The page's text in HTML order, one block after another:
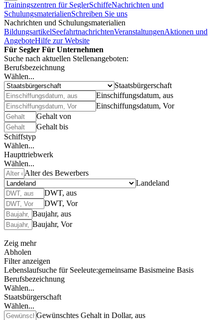
Trainingszentren für SeglerSchiffeNachrichten und
SchulungsmaterialienSchreiben Sie uns
Nachrichten und Schulungsmaterialien
BildungsartikelSeefahrtnachrichtenVeranstaltungenAktionen und
AngeboteHilfe zur Website
Für Segler Für Unternehmen
Suche nach aktuellen Stellenangeboten:
Berufsbezeichnung
Wählen...
Staatsbürgerschaft
Einschiffungsdatum, aus
Einschiffungsdatum, Vor
Gehalt von
Gehalt bis
Schiffstyp
Wählen...
Haupttriebwerk
Wählen...
Alter des Bewerbers
Landeland
DWT, aus
DWT, Vor
Baujahr, aus
Baujahr, Vor
Zeig mehr
Abholen
Filter anzeigen
Lebenslaufsuche für Seeleute:gemeinsame Basismeine Basis
Berufsbezeichnung
Wählen...
Staatsbürgerschaft
Wählen...
Gewünschtes Gehalt in Dollar, aus